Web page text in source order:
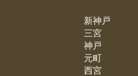
新神戸
三宮
神戸
元町
西宮